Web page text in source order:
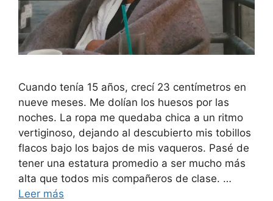
Cuando tenía 15 años, crecí 23 centímetros en
nueve meses. Me dolían los huesos por las
noches. La ropa me quedaba chica a un ritmo
vertiginoso, dejando al descubierto mis tobillos
flacos bajo los bajos de mis vaqueros. Pasé de
tener una estatura promedio a ser mucho más
alta que todos mis compañeros de clase. …
Leer más